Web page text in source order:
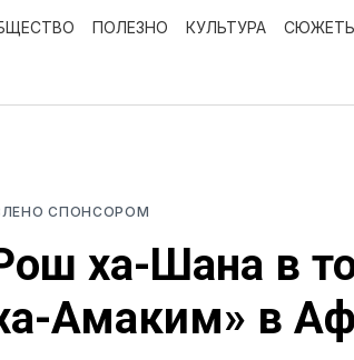
ПОЛЕЗНО КУЛЬТУРА
СПОНСОРОМ
ха-Шана в
Амаким» в